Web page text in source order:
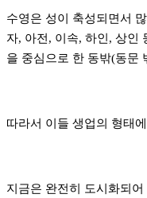
수영은 성이 축성되면서
자, 아전, 이속, 하인, 상인
을 중심으로 한 동밖(동문
따라서 이들 생업의 형태
지금은 완전히 도시화되